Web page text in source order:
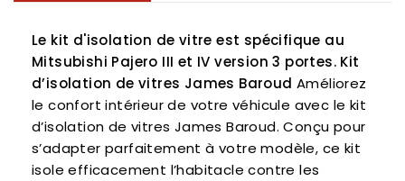
Le kit d'isolation de vitre est spécifique au
Mitsubishi Pajero III et IV version 3 portes. Kit
d’isolation de vitres James Baroud Améliorez
le confort intérieur de votre véhicule avec le kit
d’isolation de vitres James Baroud. Conçu pour
s’adapter parfaitement à votre modèle, ce kit
isole efficacement l’habitacle contre les